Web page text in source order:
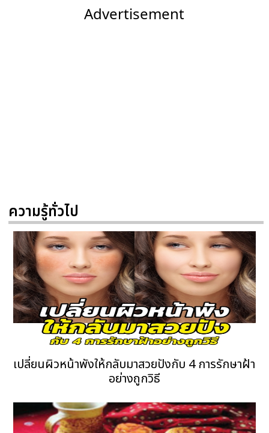
Advertisement
ความรู้ทั่วไป
เปลี่ยนผิวหน้าพังให้กลับมาสวยปังกับ 4 การรักษาฝ้า
อย่างถูกวิธี